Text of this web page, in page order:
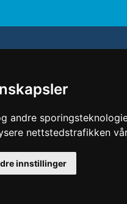
andre
nettstedstrafikken
innstillinger